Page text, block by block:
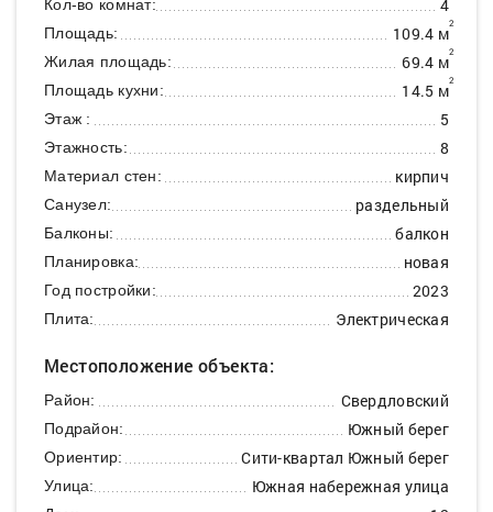
Кол-во комнат: 4
Площадь: 109.4 м2
Жилая площадь: 69.4 м2
Площадь кухни: 14.5 м2
Этаж : 5
Этажность: 8
Материал стен: кирпич
Санузел: раздельный
Балконы: балкон
Планировка: новая
Год постройки: 2023
Плита: Электрическая
Местоположение объекта:
Район: Свердловский
Подрайон: Южный берег
Ориентир: Сити-квартал Южный берег
Улица: Южная набережная улица